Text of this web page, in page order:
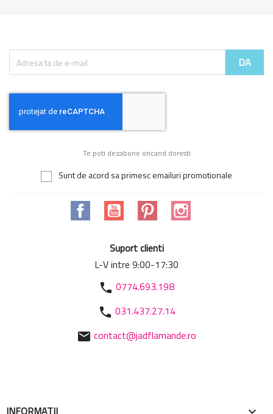
Te poti dezabone oricand doresti
Sunt de acord sa primesc emailuri promotionale
Facebook YouTube Pinterest
Suport clienti
L-V intre 9:00-17:30
phone 0774.693.198
phone 031.437.27.14
mail contact@jadflamande.ro
INFORMATII